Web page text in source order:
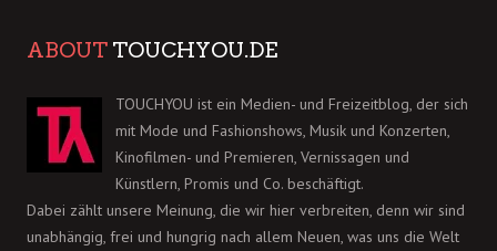
ABOUT TOUCHYOU.DE
TOUCHYOU ist ein Medien- und Freizeitblog, der sich
mit Mode und Fashionshows, Musik und Konzerten,
Kinofilmen- und Premieren, Vernissagen und
Künstlern, Promis und Co. beschäftigt.
Dabei zählt unsere Meinung, die wir hier verbreiten, denn wir sind
unabhängig, frei und hungrig nach allem Neuen, was uns die Welt